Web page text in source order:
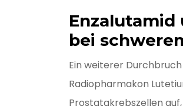
Enzalutamid
bei
Ein weiterer
Radiopharmakon
Prostatakrebszellen